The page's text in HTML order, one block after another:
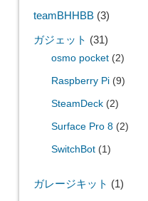
teamBHHBB(3)
ガジェット (31)
osmo pocket(2)
Raspberry Pi(9)
SteamDeck(2)
Surface Pro 8(2)
SwitchBot(1)
ガレージキット (1)